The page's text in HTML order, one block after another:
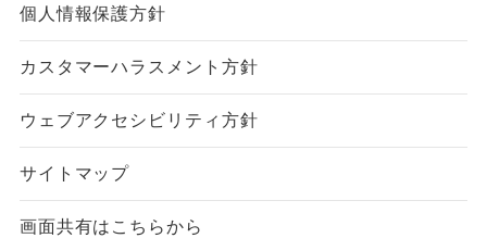
個人情報保護方針
カスタマーハラスメント方針
ウェブアクセシビリティ方針
サイトマップ
画面共有はこちらから